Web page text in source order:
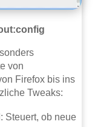
von
Firefox bis ins
Tweaks:
Steuert, ob neue